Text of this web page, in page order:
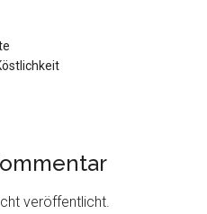
veröffentlicht.